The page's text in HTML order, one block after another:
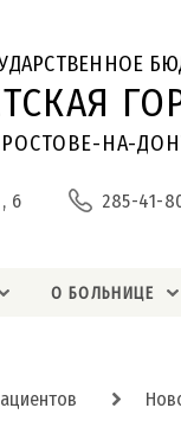
РОСТОВЕ-НА-
6 285-41-
О БОЛЬНИЦЕ